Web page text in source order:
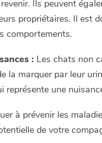
Ils peuvent
propriétaires. Il est
comportements.
: Les chats non
la marquer par leur
représente une
à prévenir les
de votre